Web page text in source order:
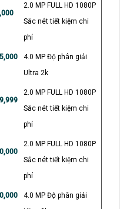
2.0 MP FULL HD 1080P
Sắc nét tiết kiệm chi
phí
4.0 MP Độ phân giải
Ultra 2k
2.0 MP FULL HD 1080P
Sắc nét tiết kiệm chi
phí
2.0 MP FULL HD 1080P
Sắc nét tiết kiệm chi
phí
4.0 MP Độ phân giải